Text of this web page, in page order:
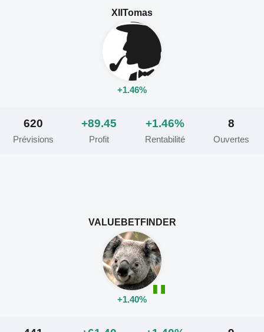
XIITomas
+1.46%
620
Prévisions
+89.45
Profit
+1.46%
Rentabilité
8
Ouvertes
VALUEBETFINDER
+1.40%